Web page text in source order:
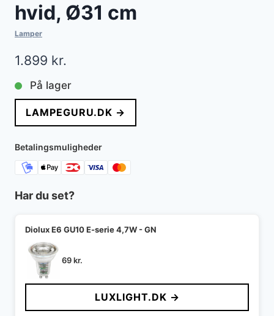
hvid, Ø31 cm
Lamper
1.899 kr.
På lager
LAMPEGURU.DK →
Betalingsmuligheder
Har du set?
Diolux E6 GU10 E-serie 4,7W - GN
69kr.
LUXLIGHT.DK →